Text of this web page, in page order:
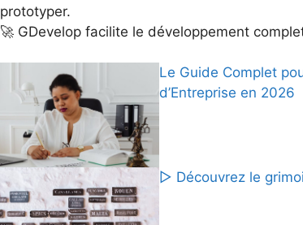
prototyper.
🚀 GDevelop facilite le développement
Le Guide Complet
d’Entreprise en 2026
▷ Découvrez le